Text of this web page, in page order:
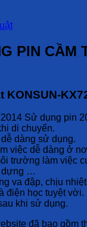
PIN CẦM
KONSUN-
Sử dụng pin
di chuyển.
dàng sử dụng.
việc dễ dàng ở
trường làm việc
dựng …
va đập, chịu
điện học tuyệt vời.
khi sử dụng.
đã bao gồm